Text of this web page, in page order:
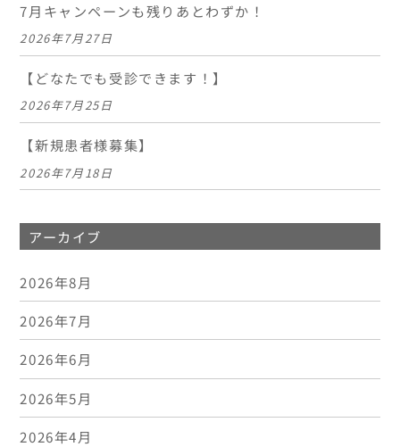
7月キャンペーンも残りあとわずか！
2026年7月27日
【どなたでも受診できます！】
2026年7月25日
【新規患者様募集】
2026年7月18日
アーカイブ
2026年8月
2026年7月
2026年6月
2026年5月
2026年4月